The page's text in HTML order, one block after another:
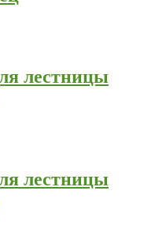
лестницы
лестницы